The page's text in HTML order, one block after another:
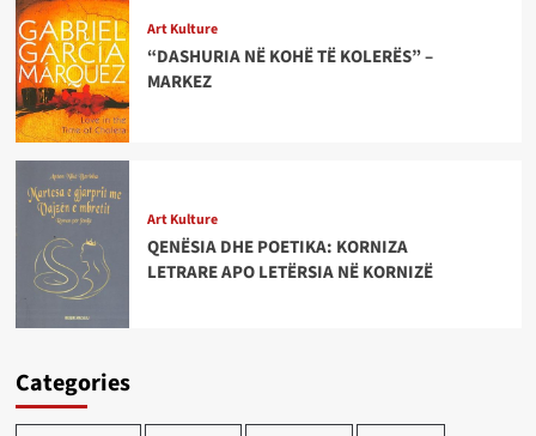
Art Kulture
“DASHURIA NË KOHË TË KOLERËS” –
MARKEZ
Art Kulture
QENËSIA DHE POETIKA: KORNIZA
LETRARE APO LETËRSIA NË KORNIZË
Categories